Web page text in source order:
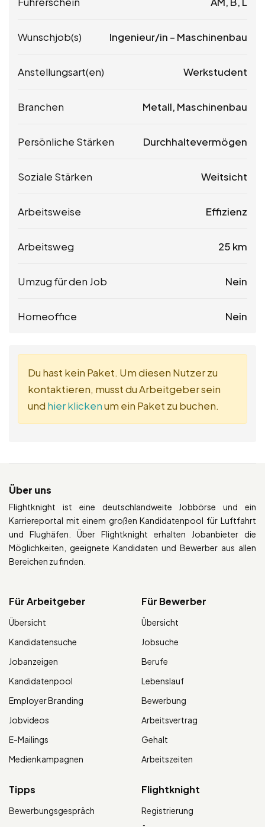
Wunschjob(s) Ingenieur/in – Maschinenbau
Anstellungsart(en) Werkstudent
Branchen Metall, Maschinenbau
Persönliche Stärken Durchhaltevermögen
Soziale Stärken Weitsicht
Arbeitsweise Effizienz
Arbeitsweg 25 km
Umzug für den Job Nein
Homeoffice Nein
Du hast kein Paket. Um diesen Nutzer zu
kontaktieren, musst du Arbeitgeber sein
und hier klickenum ein Paket zu buchen.
Über uns
Flightknight ist eine deutschlandweite Jobbörse und ein
Karriereportal mit einem großen Kandidatenpool für Luftfahrt
und Flughäfen. Über Flightknight erhalten Jobanbieter die
Möglichkeiten, geeignete Kandidaten und Bewerber aus allen
Bereichen zu finden.
Für Arbeitgeber
Übersicht
Kandidatensuche
Jobanzeigen
Kandidatenpool
Employer Branding
Jobvideos
E-Mailings
Medienkampagnen
Für Bewerber
Übersicht
Jobsuche
Berufe
Lebenslauf
Bewerbung
Arbeitsvertrag
Gehalt
Arbeitszeiten
Tipps
Bewerbungsgespräch
Flightknight
Registrierung